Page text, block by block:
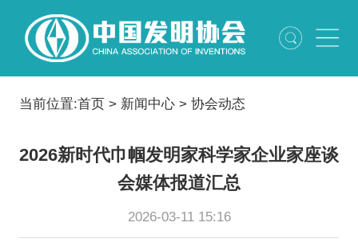
当前位置:首页 > 新闻中心> 协会动态
2026新时代巾帼发明家科学家企业家座谈
会媒体报道汇总
2026-03-11 15:16